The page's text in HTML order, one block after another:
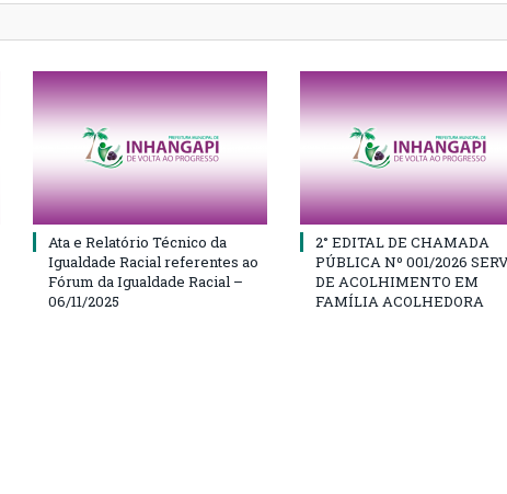
Ata e Relatório Técnico da
Igualdade Racial referentes ao
Fórum da Igualdade Racial –
06/11/2025
2° EDITAL DE CHAMADA
PÚBLICA Nº 001/2026
DE ACOLHIMENTO EM
FAMÍLIA ACOLHEDORA